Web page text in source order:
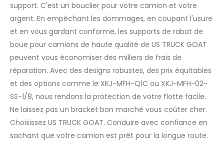
support. C'est un bouclier pour votre camion et votre
argent. En empêchant les dommages, en coupant l'usure
et en vous gardant conforme, les supports de rabat de
boue pour camions de haute qualité de US TRUCK GOAT
peuvent vous économiser des milliers de frais de
réparation. Avec des designs robustes, des prix équitables
et des options comme le XKJ-MFH-Q1C ou XKJ-MFH-02-
SS-1/8, nous rendons la protection de votre flotte facile.
Ne laissez pas un bracket bon marché vous coûter cher.
Choisissez US TRUCK GOAT. Conduire avec confiance en
sachant que votre camion est prêt pour la longue route.